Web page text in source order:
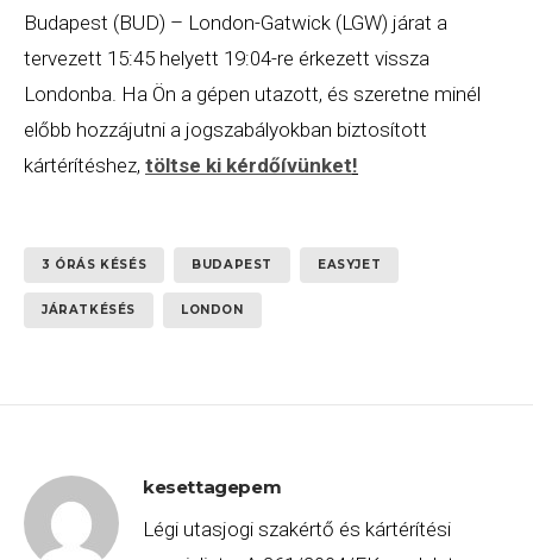
Budapest (BUD) – London-Gatwick (LGW) járat a
tervezett 15:45 helyett 19:04-re érkezett vissza
Londonba. Ha Ön a gépen utazott, és szeretne minél
előbb hozzájutni a jogszabályokban biztosított
kártérítéshez, töltse ki kérdőívünket!
3 ÓRÁS KÉSÉS BUDAPEST EASYJET
JÁRATKÉSÉS LONDON
kesettagepem
Légi utasjogi szakértő és kártérítési